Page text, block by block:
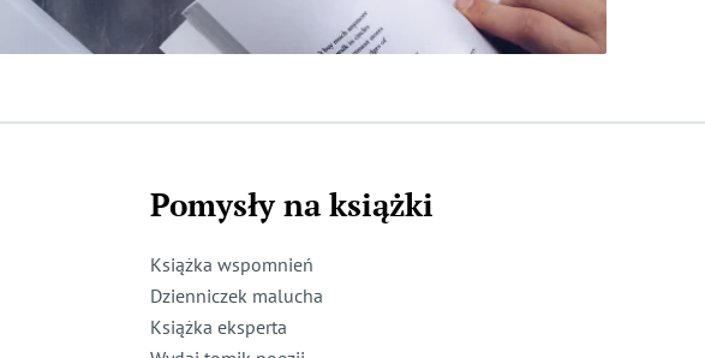
Pomysły na książki
Książka wspomnień
Dzienniczek malucha
Książka eksperta